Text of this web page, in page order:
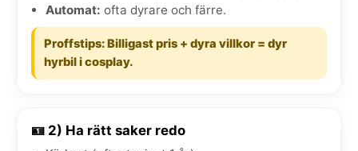
Automat: ofta dyrare och färre.
Proffstips: Billigast pris + dyra villkor = dyr
hyrbil i cosplay.
🪪 2) Ha rätt saker redo